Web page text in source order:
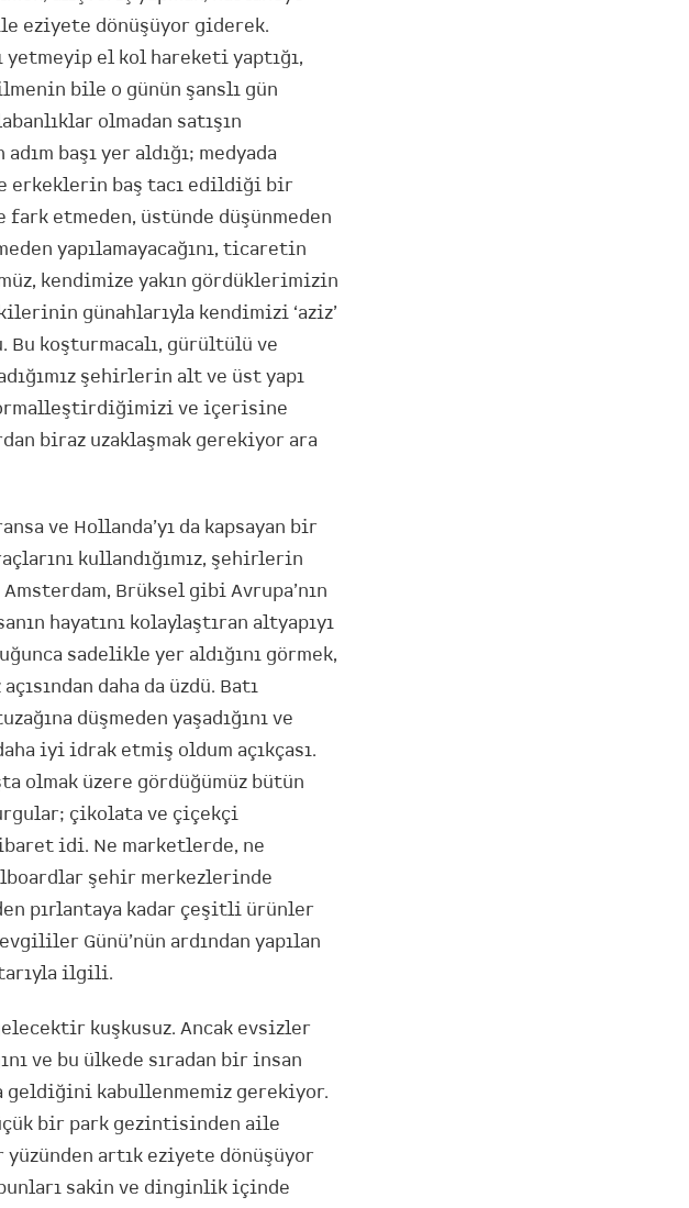
eziyete dönüşüyor giderek.
el kol hareketi yaptığı,
bile o günün şanslı gün
olmadan satışın
başı yer aldığı; medyada
erkeklerin baş tacı edildiği bir
etmeden, üstünde düşünmeden
yapılamayacağını, ticaretin
kendimize yakın gördüklerimizin
günahlarıyla kendimizi ‘aziz’
Bu koşturmacalı, gürültülü ve
şehirlerin alt ve üst yapı
ve içerisine
biraz uzaklaşmak gerekiyor ara
ve Hollanda’yı da kapsayan bir
kullandığımız, şehirlerin
Brüksel gibi Avrupa’nın
hayatını kolaylaştıran altyapıyı
sadelikle yer aldığını görmek,
daha da üzdü. Batı
düşmeden yaşadığını ve
iyi idrak etmiş oldum açıkçası.
olmak üzere gördüğümüz bütün
çikolata ve çiçekçi
idi. Ne marketlerde, ne
şehir merkezlerinde
pırlantaya kadar çeşitli ürünler
Günü’nün ardından yapılan
ilgili.
kuşkusuz. Ancak evsizler
ve bu ülkede sıradan bir insan
geldiğini kabullenmemiz gerekiyor.
bir park gezintisinden aile
artık eziyete dönüşüyor
sakin ve dinginlik içinde